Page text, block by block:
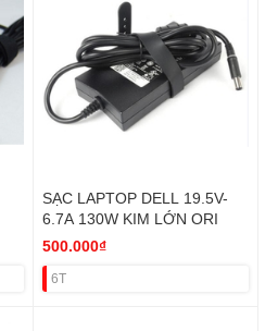
SẠC LAPTOP DELL 19.5V-
6.7A 130W KIM LỚN ORI
500.000₫
6T